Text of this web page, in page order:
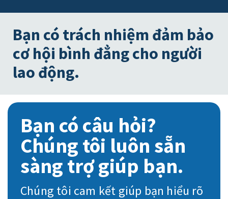
Bạn có trách nhiệm đảm bảo
cơ hội bình đẳng cho người
lao động.
Bạn có câu hỏi?
Chúng tôi luôn sẵn
sàng trợ giúp bạn.
Chúng tôi cam kết giúp bạn hiểu rõ